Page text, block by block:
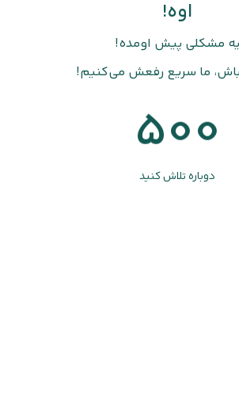
اوه!
یه مشکلی پیش اومده!
ما سریع رفعش می‌کنیم!
500
دوباره تلاش کنید